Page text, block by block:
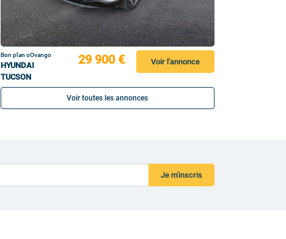
Bon plan oOvango
HYUNDAI
TUCSON
29 900 € Voir l'annonce
Voir toutes les annonces
Je m'inscris